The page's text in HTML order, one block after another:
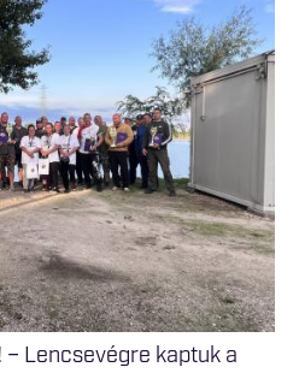
Lencsevégre kaptuk a